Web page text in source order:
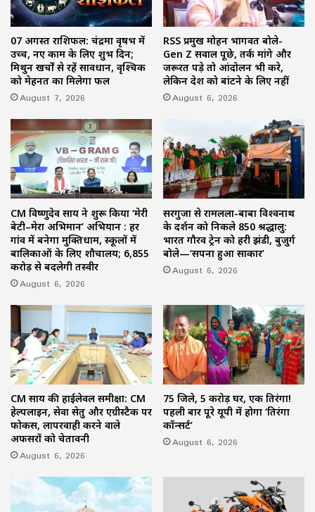
07 अगस्त राशिफल: चंद्रमा वृषभ में
उच्च, नए काम के लिए शुभ दिन;
मिथुन खर्चों से रहें सावधान, वृश्चिक
को मेहनत का मिलेगा फल
August 7, 2026
RSS प्रमुख मोहन भागवत बोले-
Gen Z सवाल पूछे, तर्क मांगे और
जरूरत पड़े तो आंदोलन भी करे,
लेकिन देश को बांटने के लिए नहीं
August 6, 2026
CM विष्णुदेव साय ने शुरू किया ‘मेरी
बेटी–मेरा अभिमान’ अभियान : हर
गांव में बनेगा मुक्तिधाम, स्कूलों में
बालिकाओं के लिए शौचालय; 6,855
करोड़ से बदलेगी तस्वीर
August 6, 2026
सरगुजा से रामलला-बाबा विश्वनाथ
के दर्शन को निकले 850 श्रद्धालु:
भारत गौरव ट्रेन को हरी झंडी, बुजुर्ग
बोले—‘सपना हुआ साकार’
August 6, 2026
CM साय की हाईलेवल समीक्षा: CM
हेल्पलाइन, सेवा सेतु और एग्रीस्टैक पर
फोकस, लापरवाही करने वाले
अफसरों को चेतावनी
August 6, 2026
75 जिले, 5 करोड़ घर, एक तिरंगा!
पहली बार पूरे यूपी में होगा ‘तिरंगा
कॉन्सर्ट’
August 6, 2026